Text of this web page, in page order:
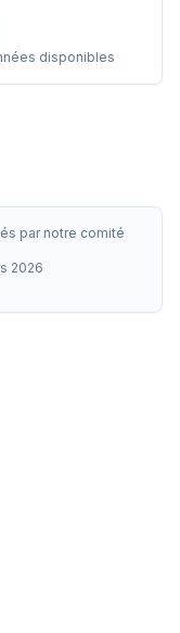
disponibles
par notre comité
2026